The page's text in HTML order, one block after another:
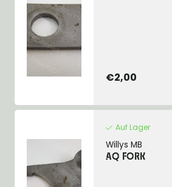
€2,00
Auf Lager
Willys MB
AQ FORK